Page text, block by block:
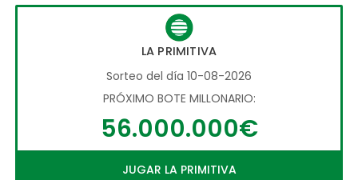
LA PRIMITIVA
Sorteo del día 10-08-2026
PRÓXIMO BOTE MILLONARIO:
56.000.000€
JUGAR LA PRIMITIVA